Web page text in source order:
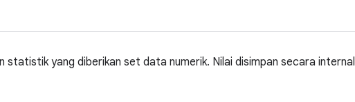
statistik yang diberikan set data numerik. Nilai disimpan secara internal